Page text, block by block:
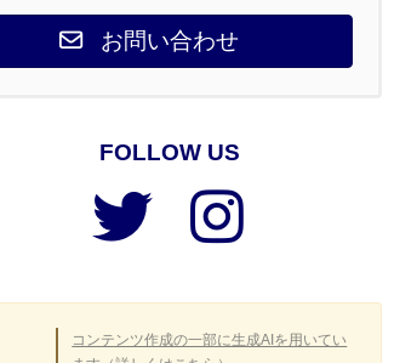
お問い合わせ
FOLLOW US
リ
コンテンツ作成の一部に生成AIを用いてい